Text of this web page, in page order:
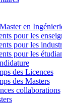
en
pour les
pour les
pour les
des Licences
des Masters
collaborations